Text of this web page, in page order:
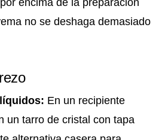
no se deshaga demasiado
En un recipiente
un tarro de cristal con tapa